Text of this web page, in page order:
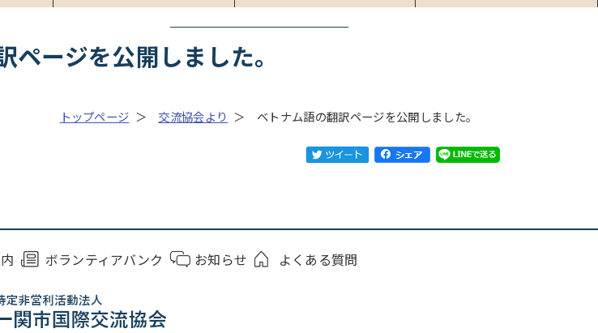
ページを公開しました。
トップページ 交流協会より ベトナム語の翻訳ページを公開しました。
ボランティアバンク お知らせ よくある質問